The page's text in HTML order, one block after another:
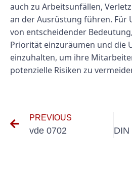
auch zu Arbeitsunfällen,
an der Ausrüstung führen. Für
von entscheidender
Priorität einzuräumen und die
einzuhalten, um ihre
potenzielle Risiken zu
PREVIOUS
vde 0702